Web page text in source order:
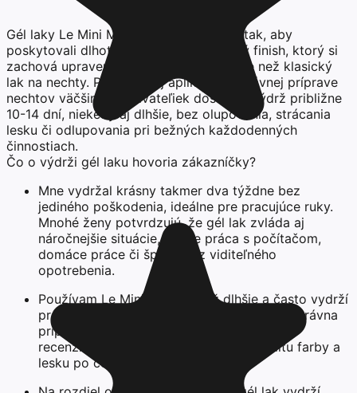
Gél laky Le Mini Macaron sú navrhnuté tak, aby
poskytovali dlhotrvajúci, lesklý a odolný finish, ktorý si
zachová upravený vzhľad omnoho dlhšie než klasický
lak na nechty. Pri správnej aplikácii a správnej príprave
nechtov väčšina používateľiek dosahuje výdrž približne
10-14 dní, niekedy aj dlhšie, bez olupovania, strácania
lesku či odlupovania pri bežných každodenných
činnostiach.
Čo o výdrži gél laku hovoria zákazníčky?
Mne vydržal krásny takmer dva týždne bez
jediného poškodenia, ideálne pre pracujúce ruky.
Mnohé ženy potvrdzujú, že gél lak zvláda aj
náročnejšie situácie, ako je práca s počítačom,
domáce práce či šport, bez viditeľného
opotrebenia.
Používam Le Mini Macaron už dlhšie a často vydrží
presne 14 dní, stačí kvalitná LED lampa a správna
príprava. Tento názor sa často opakuje v
recenziách gél laku, ženy oceňujú stabilitu farby a
lesku po celé obdobie.